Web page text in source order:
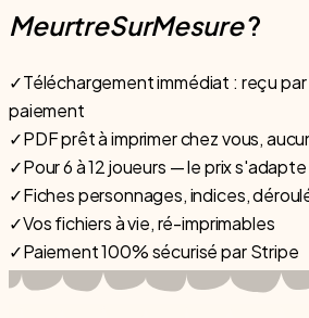
MeurtreSurMesure?
✓Téléchargement immédiat : reçu
paiement
✓PDF prêt à imprimer chez vous,
✓Pour 6 à 12 joueurs — le prix
✓Fiches personnages, indices,
✓Vos fichiers à vie, ré-imprimables
✓Paiement 100% sécurisé par Stripe